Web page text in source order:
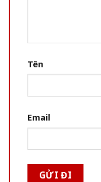
Tên
Email